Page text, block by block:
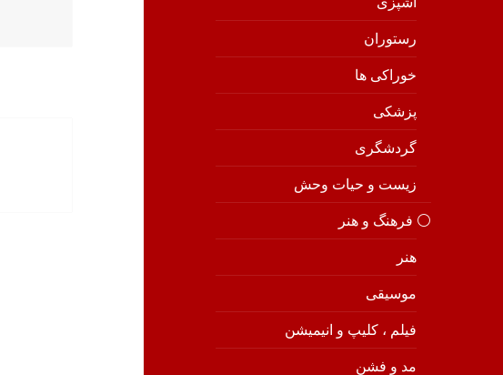
رستوران
خوراکی ها
پزشکی
گردشگری
زیست و حیات وحش
⚪️ فرهنگ و هنر
هنر
موسیقی
فیلم ، کلیپ و انیمیشن
مد و فشن